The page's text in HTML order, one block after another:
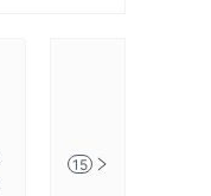
Binolla ist eine
15